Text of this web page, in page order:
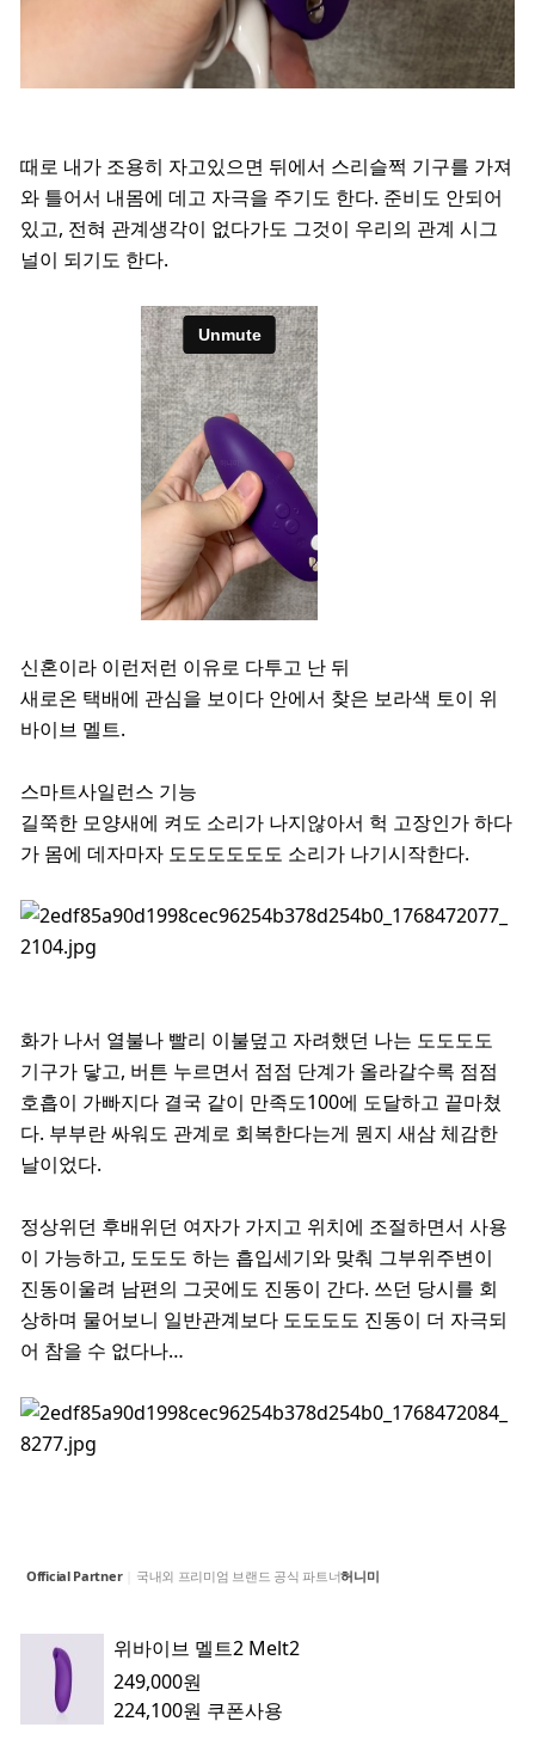
때로 내가 조용히 자고있으면 뒤에서 스리슬쩍 기구를 가져
와 틀어서 내몸에 데고 자극을 주기도 한다. 준비도 안되어
있고, 전혀 관계생각이 없다가도 그것이 우리의 관계 시그
널이 되기도 한다.
신혼이라 이런저런 이유로 다투고 난 뒤
새로온 택배에 관심을 보이다 안에서 찾은 보라색 토이 위
바이브 멜트.
스마트사일런스 기능
길쭉한 모양새에 켜도 소리가 나지않아서 헉 고장인가 하다
가 몸에 데자마자 도도도도도도 소리가 나기시작한다.
화가 나서 열불나 빨리 이불덮고 자려했던 나는 도도도도
기구가 닿고, 버튼 누르면서 점점 단계가 올라갈수록 점점
호흡이 가빠지다 결국 같이 만족도100에 도달하고 끝마쳤
다. 부부란 싸워도 관계로 회복한다는게 뭔지 새삼 체감한
날이었다.
정상위던 후배위던 여자가 가지고 위치에 조절하면서 사용
이 가능하고, 도도도 하는 흡입세기와 맞춰 그부위주변이
진동이울려 남편의 그곳에도 진동이 간다. 쓰던 당시를 회
상하며 물어보니 일반관계보다 도도도도 진동이 더 자극되
어 참을 수 없다나…
Official Partner 국내외 프리미엄 브랜드 공식 파트너허니미
위바이브 멜트2 Melt2
249,000원
224,100원 쿠폰사용